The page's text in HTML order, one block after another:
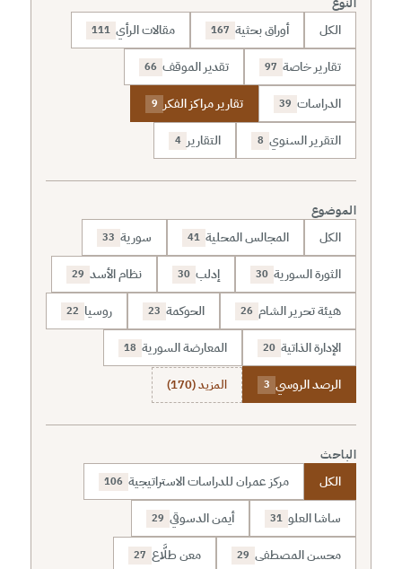
الكل أوراق بحثية 167 مقالات الرأي 111
تقارير خاصة 97 تقدير الموقف 66
الدراسات 39 تقارير مراكز الفكر 9
التقرير السنوي 8 التقارير 4
الموضوع
الكل المجالس المحلية 41 سورية 33
الثورة السورية 30 إدلب 30 نظام الأسد 29
هيئة تحرير الشام 26 الحوكمة 23 روسيا 22
الإدارة الذاتية 20 المعارضة السورية 18
الرصد الروسي 3 المزيد (170)
الباحث
الكل مركز عمران للدراسات الاستراتيجية 106
ساشا العلو 31 أيمن الدسوقي 29
محسن المصطفى 29 معن طلَّاع 27